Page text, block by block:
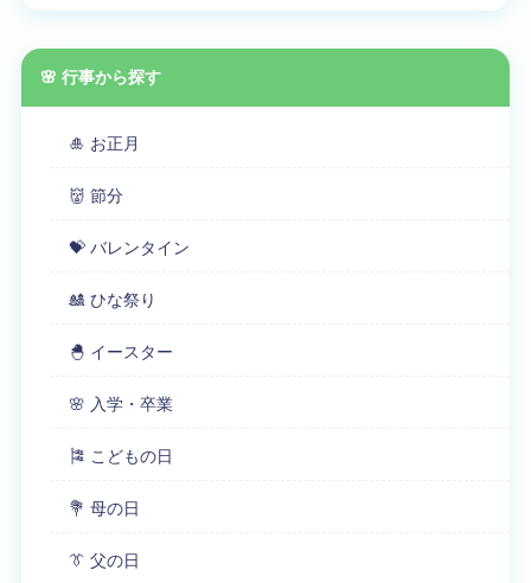
🌸 行事から探す
🎍 お正月
👹 節分
💝 バレンタイン
🎎 ひな祭り
🐣 イースター
🌸 入学・卒業
🎏 こどもの日
💐 母の日
👔 父の日